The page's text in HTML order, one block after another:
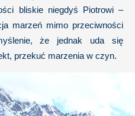
bliskie niegdyś Piotrowi –
marzeń mimo przeciwności
że jednak uda się
przekuć marzenia w czyn.